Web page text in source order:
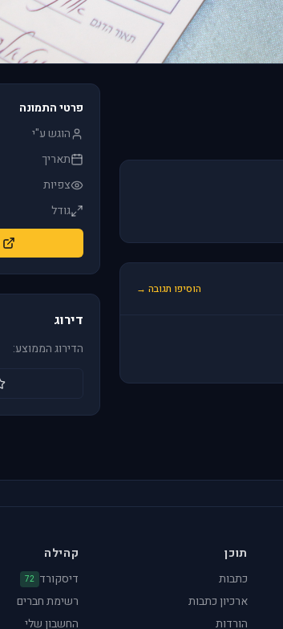
הוסיפו תגובה →
פרטי התמונה
הוגש ע"י
תאריך
צפיות
גודל
דירוג
הדירוג הממוצע:
תוכן
כתבות
ארכיון כתבות
הורדות
קהילה
דיסקורד 72
רשימת חברים
החשבון שלי